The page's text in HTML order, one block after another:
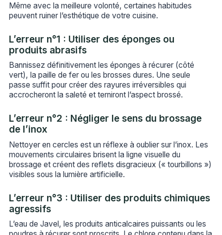
Même avec la meilleure volonté, certaines habitudes
peuvent ruiner l’esthétique de votre cuisine.
L’erreur n°1 : Utiliser des éponges ou
produits abrasifs
Bannissez définitivement les éponges à récurer (côté
vert), la paille de fer ou les brosses dures. Une seule
passe suffit pour créer des rayures irréversibles qui
accrocheront la saleté et terniront l’aspect brossé.
L’erreur n°2 : Négliger le sens du brossage
de l’inox
Nettoyer en cercles est un réflexe à oublier sur l’inox. Les
mouvements circulaires brisent la ligne visuelle du
brossage et créent des reflets disgracieux (« tourbillons »)
visibles sous la lumière artificielle.
L’erreur n°3 : Utiliser des produits chimiques
agressifs
L’eau de Javel, les produits anticalcaires puissants ou les